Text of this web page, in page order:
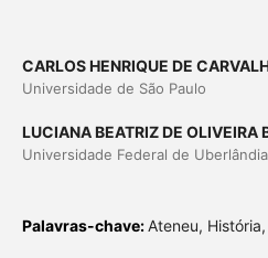
CARLOS HENRIQUE DE
Universidade de São Paulo
LUCIANA BEATRIZ DE OLIVEIRA
Universidade Federal de Uberlândia
Palavras-chave:Ateneu,